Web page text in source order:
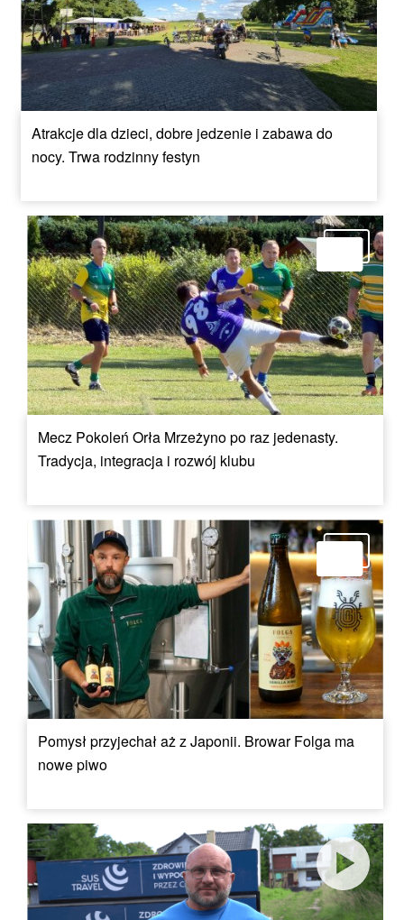
Atrakcje dla dzieci, dobre jedzenie i zabawa do
nocy. Trwa rodzinny festyn
Mecz Pokoleń Orła Mrzeżyno po raz jedenasty.
Tradycja, integracja i rozwój klubu
Pomysł przyjechał aż z Japonii. Browar Folga ma
nowe piwo